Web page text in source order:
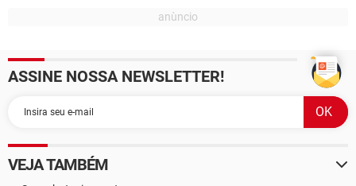
ASSINE NOSSA NEWSLETTER!
VEJA TAMBÉM